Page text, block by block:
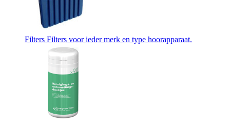
Filters Filters voor ieder merk en type hoorapparaat.